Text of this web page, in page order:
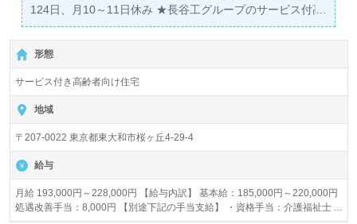
124日、月10～11日休み ★長谷工グループのサービス付高
齢者住宅です★ 介護スタッフ・正社員大募集
形態
サービス付き高齢者向け住宅
地域
〒207-0022 東京都東大和市桜ヶ丘4-29-4
給与
月給 193,000円～228,000円 【給与内訳】 基本給：185,000円～220,000円
処遇改善手当：8,000円 【別途下記の手当支給】 ・資格手当：介護福祉士
5,000円、社会福祉士10,000円 ・処遇改善加算金 約15,200円/月（@95×労